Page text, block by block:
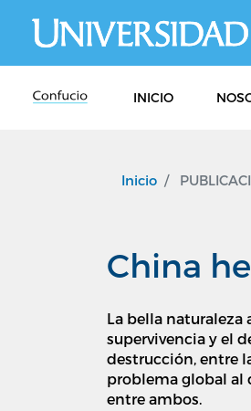
INICIO
Inicio
China
La bella naturaleza
supervivencia y el
destrucción, entre
problema global al
entre ambos.